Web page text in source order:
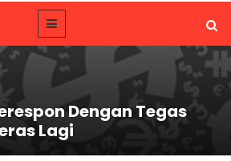
Dengan Tegas
Lagi